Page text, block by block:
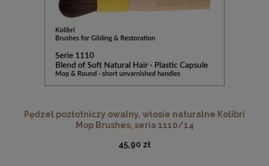
Pędzel pozłotniczy owalny, włosie naturalne Kolibri
Mop Brushes, seria 1110/14
45,90 zł